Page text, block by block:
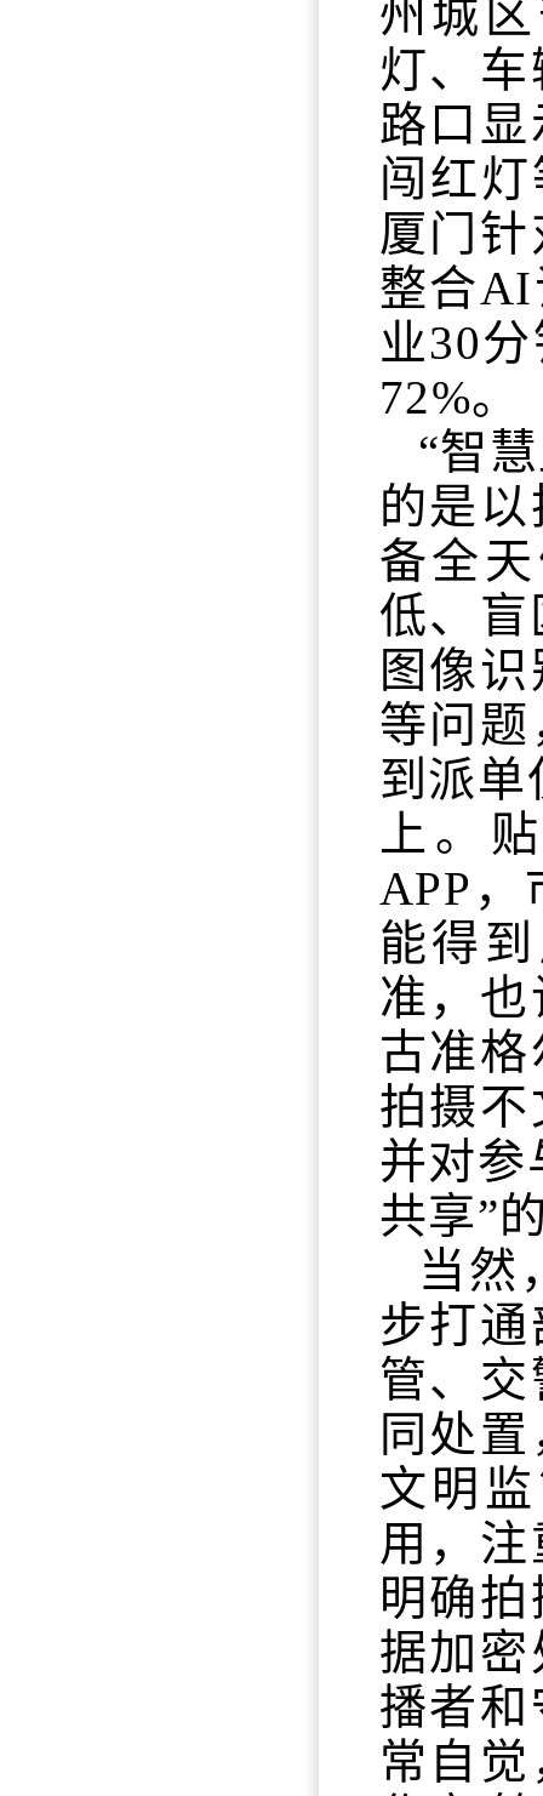
州城
灯、
路口
闯红
厦门
整合AI
业30
72%。
“智
的是
备全
低、
图像
等问
到派单
上。
APP
能得
准，
古准
拍摄
并对参
共享”
当然
步打
管、
同处
文明
用，
明确
据加
播者
常自